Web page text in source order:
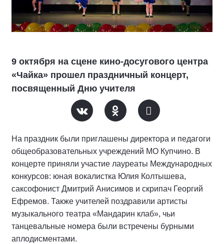
9 октября на сцене кино-досугового центра
«Чайка» прошел праздничный концерт,
посвященный Дню учителя
На праздник были приглашены директора и педагоги
общеобразовательных учреждений МО Купчино. В
концерте приняли участие лауреаты Международных
конкурсов: юная вокалистка Юлия Колтышева,
саксофонист Дмитрий Анисимов и скрипач Георгий
Ефремов. Также учителей поздравили артисты
музыкального театра «Мандарин клаб», чьи
танцевальные номера были встречены бурными
аплодисментами.